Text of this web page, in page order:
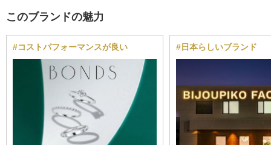
このブランドの魅力
#コストパフォーマンスが良い #日本らしいブランド